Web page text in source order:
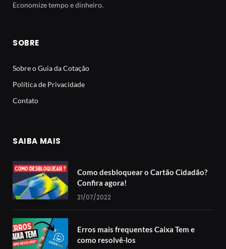
Economize tempo e dinheiro.
SOBRE
Sobre o Guia da Cotação
Política de Privacidade
Contato
SAIBA MAIS
Como desbloquear o Cartão Cidadão?
Confira agora!
21/07/2022
Erros mais frequentes Caixa Tem e
como resolvê-los